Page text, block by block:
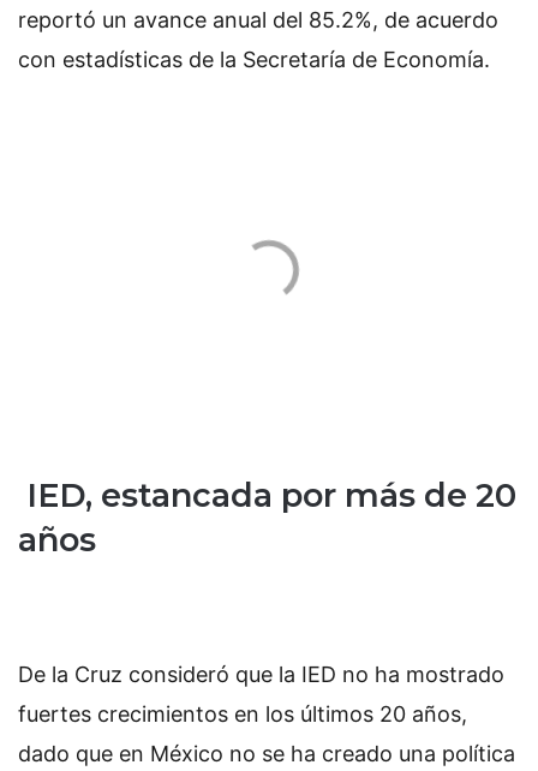
reportó un avance anual del 85.2%, de acuerdo
con estadísticas de la Secretaría de Economía.
IED, estancada por más de 20
años
De la Cruz consideró que la IED no ha mostrado
fuertes crecimientos en los últimos 20 años,
dado que en México no se ha creado una política